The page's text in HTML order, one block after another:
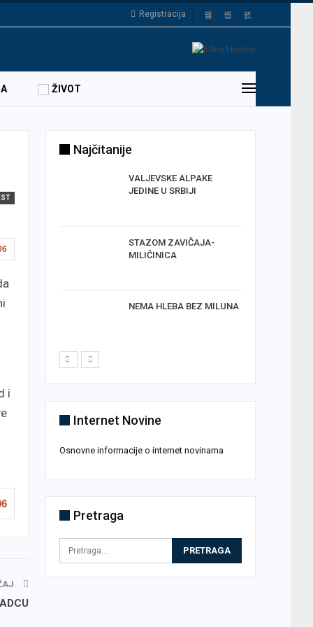
Registracija
ŽIVOT
i
Najčitanije
SA
VALJEVSKE ALPAKE
JEDINE U SRBIJI
STAZOM ZAVIČAJA-
MILIČINICA
NEMA HLEBA BEZ MILUNA
Internet Novine
Osnovne informacije o internet novinama
Pretraga